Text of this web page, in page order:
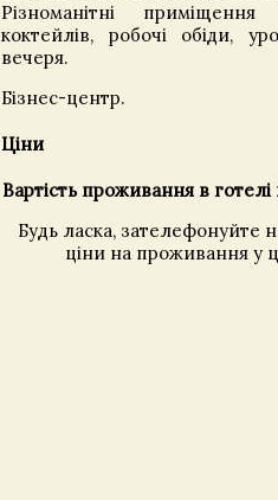
Різноманітні
коктейлів, робочі обіди,
вечеря.
Бізнес-центр.
Ціни
Вартість проживання в
Будь ласка, зателефонуйте
ціни на проживання у